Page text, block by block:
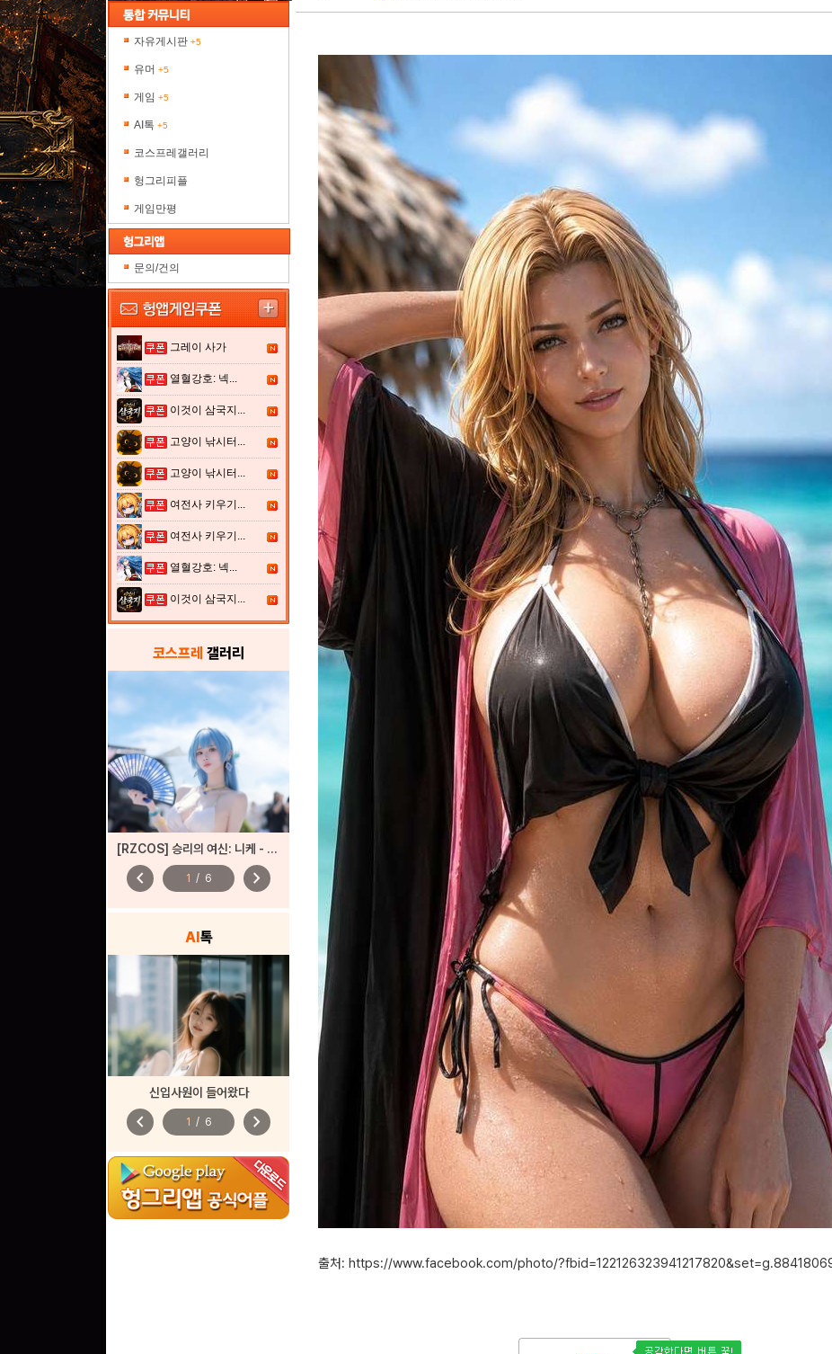
자유게시판 +5
유머 +5
게임 +5
AI톡 +5
코스프레갤러리
헝그리피플
게임만평
문의/건의
그레이 사가
열혈강호: 넥...
이것이 삼국지...
고양이 낚시터...
고양이 낚시터...
여전사 키우기...
여전사 키우기...
열혈강호: 넥...
이것이 삼국지...
코스프레 갤러리
[RZCOS] 승리의 여신: 니케 - 헬름 '샹들리에 라이트' (Model. 나리땽)
chevron_left 1 / 6 chevron_right
AI톡
신입사원이 들어왔다
chevron_left 1 / 6 chevron_right
출처: https://www.facebook.com/photo/